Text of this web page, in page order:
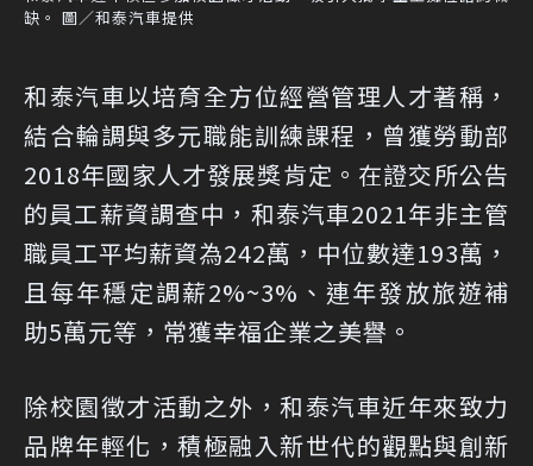
缺。 圖／和泰汽車提供
和泰汽車以培育全方位經營管理人才著稱，
結合輪調與多元職能訓練課程，曾獲勞動部
2018年國家人才發展獎肯定。在證交所公告
的員工薪資調查中，和泰汽車2021年非主管
職員工平均薪資為242萬，中位數達193萬，
且每年穩定調薪2%~3%、連年發放旅遊補
助5萬元等，常獲幸福企業之美譽。
除校園徵才活動之外，和泰汽車近年來致力
品牌年輕化，積極融入新世代的觀點與創新